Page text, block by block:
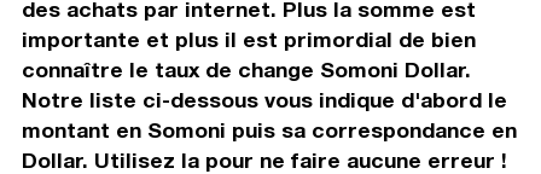
des achats par internet. Plus la somme est
importante et plus il est primordial de bien
connaître le taux de change Somoni Dollar.
Notre liste ci-dessous vous indique d'abord le
montant en Somoni puis sa correspondance en
Dollar. Utilisez la pour ne faire aucune erreur !